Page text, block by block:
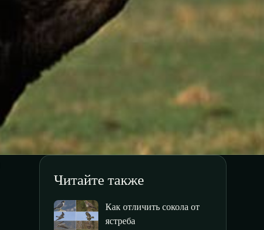
Читайте также
Как отличить сокола от
ястреба